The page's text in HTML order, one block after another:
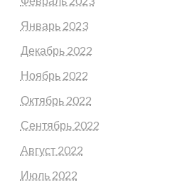
Январь 2023
Декабрь 2022
Ноябрь 2022
Октябрь 2022
Сентябрь 2022
Август 2022
Июль 2022